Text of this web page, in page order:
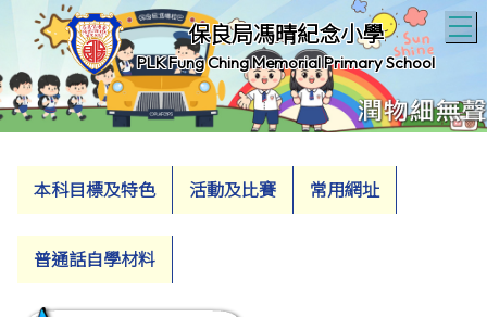
保良局馮晴紀念小學
PLK Fung Ching Memorial Primary School
本科目標及特色 活動及比賽 常用網址
普通話自學材料